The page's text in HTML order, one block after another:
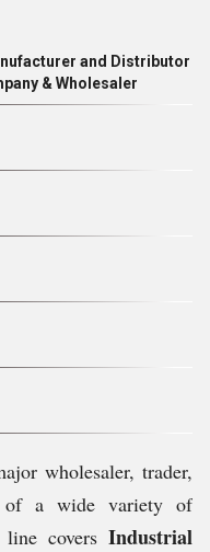
और उपभोग्य सामग्रियों के
उपकरण, कोल्ड वेल्डिंग
वेल्डिंग सुरक्षा उपकरण,
रूप से भारी इंजीनियरिंग
और शिपिंग उद्योग, और
उद्योग, डेयरी उद्योग, कपड़ा
and Distributor
& Wholesaler
wholesaler, trader,
of a wide variety of
covers Industrial